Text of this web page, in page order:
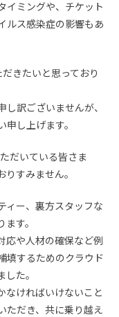
イミングや、チケット
ルス感染症の影響もあ
きたいと思っており
訳ございませんが、
し上げます。
だいている皆さま
すみません。
ィー、裏方スタッフな
す。
応や人材の確保など例
填するためのクラウド
た。
なければいけないこと
ただき、共に乗り越え